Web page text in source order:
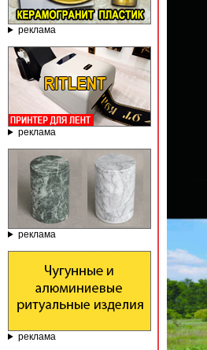
реклама
реклама
реклама
реклама